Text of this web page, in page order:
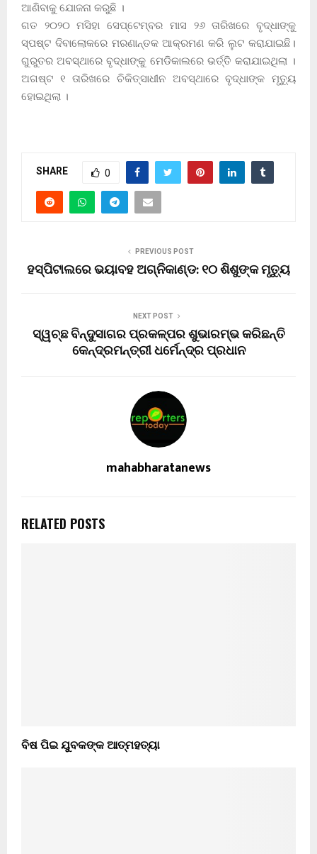
ଆଣିବାକୁ ଯୋଜନା କରୁଛି ।
ଗତ ୨୦୨୦ ମସିହା ସେପ୍ଟେମ୍ବର ମାସ ୨୬ ତାରିଖରେ ବୃଦ୍ଧାଙ୍କୁ
ସ୍ପଷ୍ଟ ଦିବାଲୋକରେ ମରଣାନ୍ତକ ଆକ୍ରମଣ କରି ଲୁଟ କରାଯାଇଛି।
ଗୁରୁତର ଅବସ୍ଥାରେ ବୃଦ୍ଧାଙ୍କୁ ମେଡିକାଲରେ ଭର୍ତ୍ତି କରାଯାଇଥିଲା ।
ଅଗଷ୍ଟ ୧ ତାରିଖରେ ଚିକିତ୍ସାଧୀନ ଅବସ୍ଥାରେ ବୃଦ୍ଧାଙ୍କ ମୃତ୍ୟୁ
ହୋଇଥିଲା ।
SHARE 0
PREVIOUS POST
ହସ୍ପିଟାଲରେ ଭୟାବହ ଅଗ୍ନିକାଣ୍ଡ: ୧୦ ଶିଶୁଙ୍କ ମୃତ୍ୟୁ
NEXT POST
ସ୍ୱଚ୍ଛ ବିନ୍ଦୁସାଗର ପ୍ରକଳ୍ପର ଶୁଭାରମ୍ଭ କରିଛନ୍ତି
କେନ୍ଦ୍ରମନ୍ତ୍ରୀ ଧର୍ମେନ୍ଦ୍ର ପ୍ରଧାନ
mahabharatanews
RELATED POSTS
ବିଷ ପିଇ ଯୁବକଙ୍କ ଆତ୍ମହତ୍ୟା